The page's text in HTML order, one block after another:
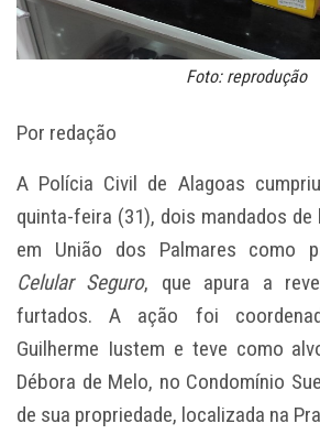
Foto: reprodução
Por redação
A Polícia Civil de Alagoas
quinta-feira (31), dois mandados de
em União dos Palmares como
Celular Seguro, que apura a
furtados. A ação foi
Guilherme Iustem e teve como
Débora de Melo, no Condomínio
de sua propriedade, localizada na